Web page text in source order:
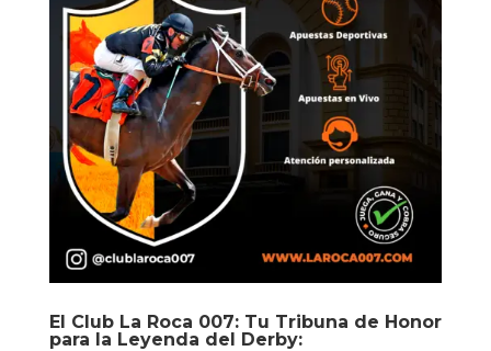
El Club La Roca 007: Tu Tribuna de Honor
para la Leyenda del Derby: